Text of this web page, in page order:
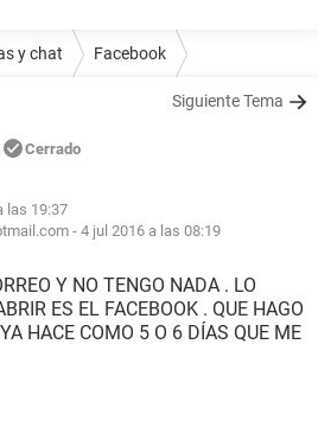
y chat Facebook
Siguiente Tema
Cerrado
las 19:37
- 4 jul 2016 a las 08:19
Y NO TENGO NADA . LO
ES EL FACEBOOK . QUE HAGO
HACE COMO 5 O 6 DÍAS QUE ME